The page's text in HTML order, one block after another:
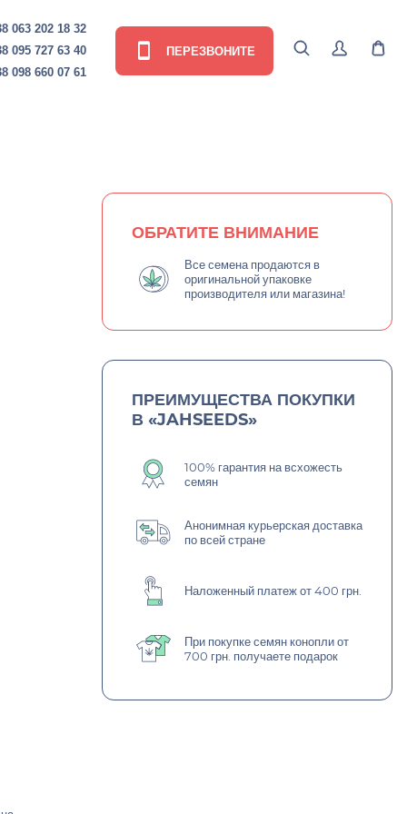
063 202 18 32
095 727 63 40
098 660 07 61
ПЕРЕЗВОНИТЕ
ОБРАТИТЕ ВНИМАНИЕ
Все семена продаются в
оригинальной упаковке
производителя или магазина!
ПРЕИМУЩЕСТВА ПОКУПКИ
В «JAHSEEDS»
100% гарантия на всхожесть
семян
Анонимная курьерская доставка
по всей стране
Наложенный платеж от 400 грн.
При покупке семян конопли от
700 грн. получаете подарок